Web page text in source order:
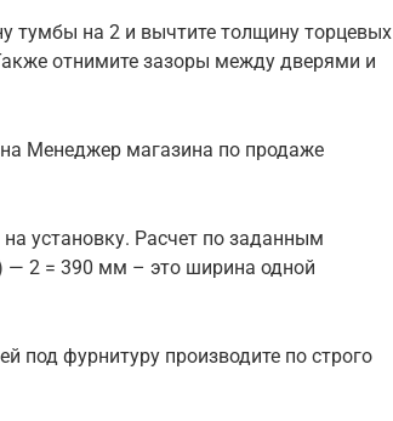
тумбы на 2 и вычтите толщину торцевых
отнимите зазоры между дверями и
Менеджер магазина по продаже
установку. Расчет по заданным
2 = 390 мм – это ширина одной
под фурнитуру производите по строго